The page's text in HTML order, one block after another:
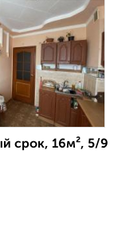
срок, 16м², 5/9